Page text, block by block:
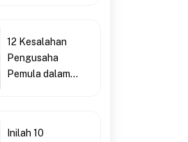
12 Kesalahan
Pengusaha
Pemula dalam...
Inilah 10